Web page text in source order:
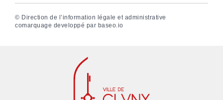
© Direction de l’information légale et administrative
comarquage developpé par baseo.io